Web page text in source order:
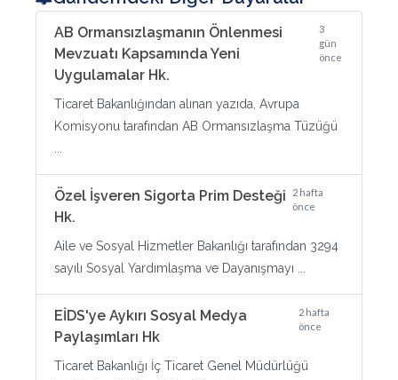
AB Ormansızlaşmanın Önlenmesi
Mevzuatı Kapsamında Yeni
Uygulamalar Hk.
3
gün
önce
Ticaret Bakanlığından alınan yazıda, Avrupa
Komisyonu tarafından AB Ormansızlaşma Tüzüğü
Özel İşveren Sigorta Prim Desteği
Hk.
2 hafta
önce
Aile ve Sosyal Hizmetler Bakanlığı tarafından 3294
sayılı Sosyal Yardımlaşma ve Dayanışmayı ...
EİDS'ye Aykırı Sosyal Medya
Paylaşımları Hk
2 hafta
önce
Ticaret Bakanlığı İç Ticaret Genel Müdürlüğü